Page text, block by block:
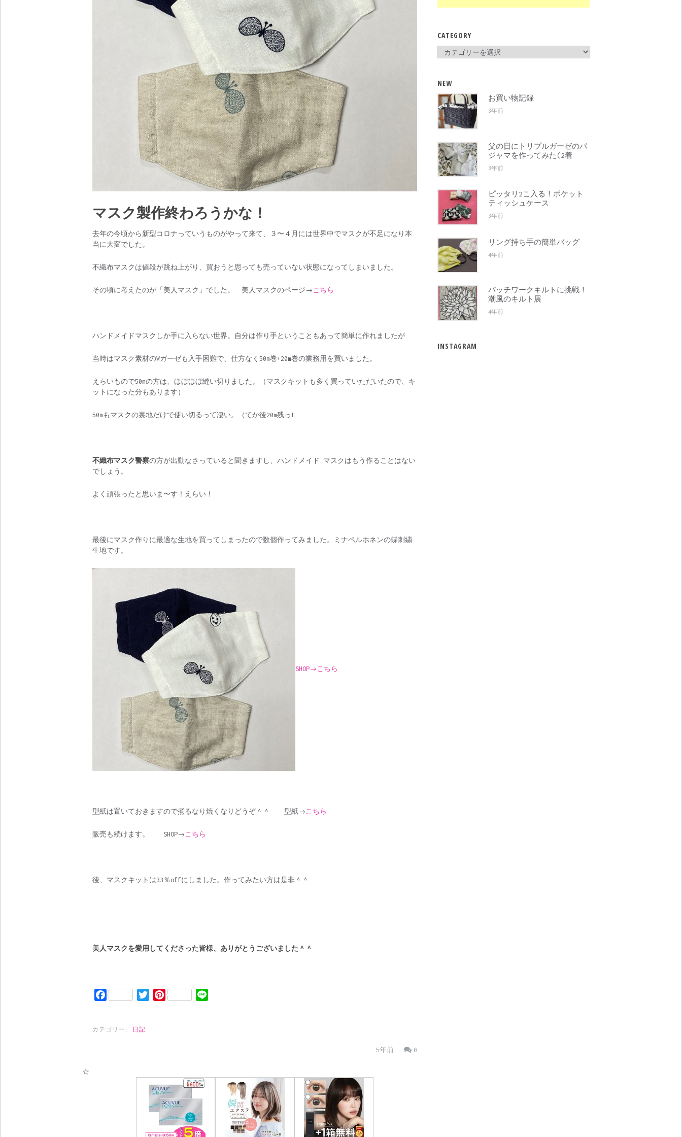
マスク製作終わろうかな！
去年の今頃から新型コロナっていうものがやって来て、３〜４月には世界中でマスクが不足になり本
当に大変でした。
不織布マスクは値段が跳ね上がり、買おうと思っても売っていない状態になってしまいました。
その頃に考えたのが「美人マスク」でした。 美人マスクのページ→ こちら
ハンドメイドマスクしか手に入らない世界。自分は作り手ということもあって簡単に作れましたが
当時はマスク素材のWガーゼも入手困難で、仕方なく50m巻+20m巻の業務用を買いました。
えらいもので50mの方は、ほぼほぼ縫い切りました。（マスクキットも多く買っていただいたので、キ
ットになった分もあります）
50mもマスクの裏地だけで使い切るって凄い。（てか後20m残っt
不織布マスク警察の方が出動なさっていると聞きますし、ハンドメイド マスクはもう作ることはない
でしょう。
よく頑張ったと思いま〜す！えらい！
最後にマスク作りに最適な生地を買ってしまったので数個作ってみました。ミナペルホネンの蝶刺繍
生地です。
SHOP→ こちら
型紙は置いておきますので煮るなり焼くなりどうぞ＾＾ 型紙→ こちら
販売も続けます。 SHOP→ こちら
後、マスクキットは33％offにしました。作ってみたい方は是非＾＾
美人マスクを愛用してくださった皆様、ありがとうございました＾＾
Facebook TwitterPinterest
カテゴリー: 日記
0
5年前
☆
CATEGORY
Category
NEW
お買い物記録
3年前
父の日にトリプルガーゼのパ
ジャマを作ってみた(2着
3年前
ピッタリ2こ入る！ポケット
ティッシュケース
3年前
リング持ち手の簡単バッグ
4年前
パッチワークキルトに挑戦！
潮風のキルト展
4年前
INSTAGRAM